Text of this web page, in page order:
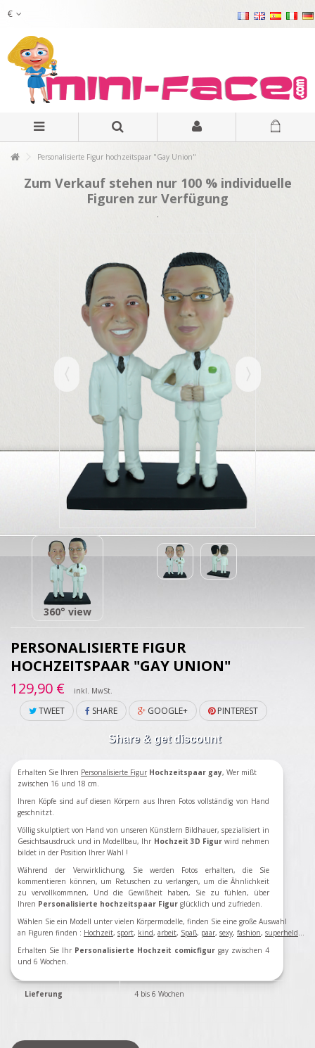
€
Personalisierte Figur hochzeitspaar "Gay Union"
Zum Verkauf stehen nur 100 % individuelle
Figuren zur Verfügung
.
360° view
PERSONALISIERTE FIGUR
HOCHZEITSPAAR "GAY UNION"
129,90 €
inkl. MwSt.
TWEET SHARE GOOGLE+ PINTEREST
Share & get discount
Erhalten Sie Ihren Personalisierte Figur Hochzeitspaar gay, Wer mißt
zwischen 16 und 18 cm.
Ihren Köpfe sind auf diesen Körpern aus Ihren Fotos vollständig von Hand
geschnitzt.
Völlig skulptiert von Hand von unseren Künstlern Bildhauer, spezialisiert in
Gesichtsausdruck und in Modellbau, Ihr Hochzeit 3D Figurwird nehmen
bildet in der Position Ihrer Wahl !
Während der Verwirklichung, Sie werden Fotos erhalten, die Sie
kommentieren können, um Retuschen zu verlangen, um die Ähnlichkeit
zu vervollkommnen, Und die Gewißheit haben, Sie zu fühlen, über
Ihren Personalisierte hochzeitspaar Figur glücklich und zufrieden.
Wählen Sie ein Modell unter vielen Körpermodelle, finden Sie eine große Auswahl
an Figuren finden : Hochzeit, sport, kind, arbeit, Spaß, paar, sexy, fashion, superheld...
Erhalten Sie Ihr Personalisierte Hochzeit comicfigur gay zwischen 4
und 6 Wochen.
Lieferung 4 bis 6 Wochen